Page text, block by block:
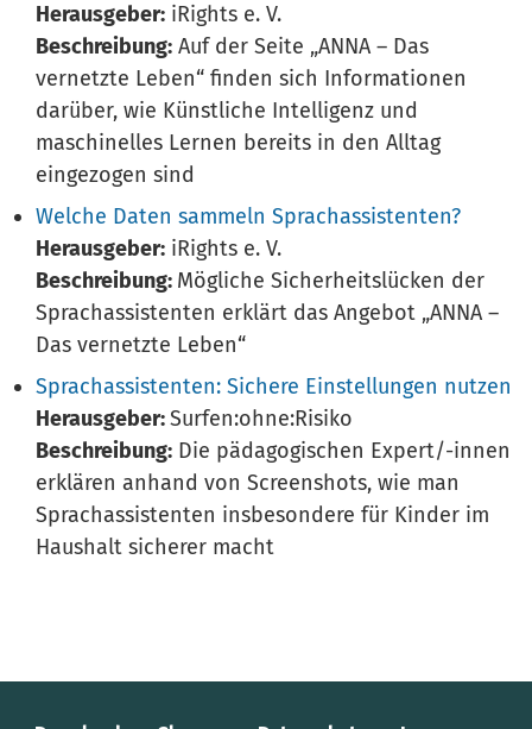
Herausgeber: iRights e. V.
Beschreibung: Auf der Seite „ANNA – Das
vernetzte Leben“ finden sich Informationen
darüber, wie Künstliche Intelligenz und
maschinelles Lernen bereits in den Alltag
eingezogen sind
Welche Daten sammeln Sprachassistenten?
Herausgeber: iRights e. V.
Beschreibung: Mögliche Sicherheitslücken der
Sprachassistenten erklärt das Angebot „ANNA –
Das vernetzte Leben“
Sprachassistenten: Sichere Einstellungen nutzen
Herausgeber:Surfen:ohne:Risiko
Beschreibung: Die pädagogischen Expert/-innen
erklären anhand von Screenshots, wie man
Sprachassistenten insbesondere für Kinder im
Haushalt sicherer macht